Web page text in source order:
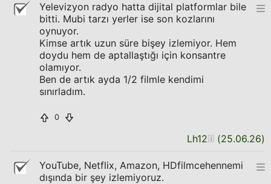
Yelevizyon radyo hatta dijital platformlar bile
bitti. Mubi tarzı yerler ise son kozlarını
oynuyor.
Kimse artık uzun süre bişey izlemiyor. Hem
doydu hem de aptallaştığı için konsantre
olamıyor.
Ben de artık ayda 1/2 filmle kendimi
sınırladım.
0
Lh12 (25.06.26)
YouTube, Netflix, Amazon, HDfilmcehennemi
dışında bir şey izlemiyoruz.